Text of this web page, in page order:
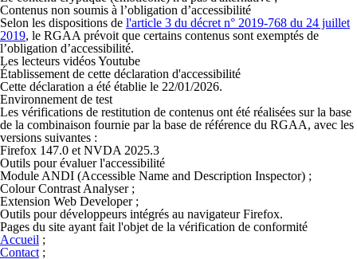
Contenus non soumis à l’obligation d’accessibilité
Selon les dispositions de l'article 3 du décret n° 2019-768 du 24 juillet
2019, le RGAA prévoit que certains contenus sont exemptés de
l’obligation d’accessibilité.
Les lecteurs vidéos Youtube
Établissement de cette déclaration d'accessibilité
Cette déclaration a été établie le 22/01/2026.
Environnement de test
Les vérifications de restitution de contenus ont été réalisées sur la base
de la combinaison fournie par la base de référence du RGAA, avec les
versions suivantes :
Firefox 147.0 et NVDA 2025.3
Outils pour évaluer l'accessibilité
Module ANDI (Accessible Name and Description Inspector) ;
Colour Contrast Analyser;
Extension Web Developer;
Outils pour développeurs intégrés au navigateur Firefox.
Pages du site ayant fait l'objet de la vérification de conformité
Accueil ;
Contact ;